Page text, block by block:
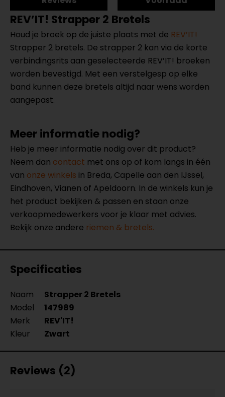
REV’IT! Strapper 2 Bretels
Houd je broek op de juiste plaats met de REV’IT!
Strapper 2 bretels. De strapper 2 kan via de korte
verbindingsrits aan geselecteerde REV’IT! broeken
worden bevestigd. Met een verstelgesp op elke
band kunnen deze bretels altijd naar wens worden
aangepast.
Meer informatie nodig?
Heb je meer informatie nodig over dit product?
Neem dan contact met ons op of kom langs in één
van onze winkels in Breda, Capelle aan den IJssel,
Eindhoven, Vianen of Apeldoorn. In de winkels kun je
het product bekijken & passen en staan onze
verkoopmedewerkers voor je klaar met advies.
Bekijk onze andere riemen & bretels.
Specificaties
Naam
Strapper 2 Bretels
Model
147989
Merk
REV'IT!
Kleur
Zwart
Reviews (2)